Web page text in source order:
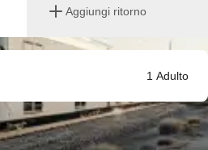
Aggiungi ritorno
1 Adulto